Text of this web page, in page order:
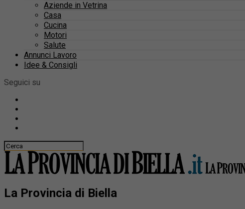
Aziende in Vetrina
Casa
Cucina
Motori
Salute
Annunci Lavoro
Idee & Consigli
Seguici su
La Provincia di Biella